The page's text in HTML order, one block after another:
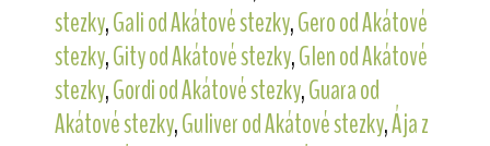
stezky,Gali od Akátové stezky,Gero od Akátové
stezky,Gity od Akátové stezky,Glen od Akátové
stezky,Gordi od Akátové stezky,Guara od
Akátové stezky,Guliver od Akátové stezky,Ája z